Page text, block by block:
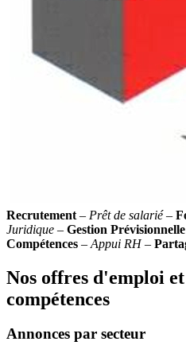
Recrutement – Prêt de salarié–
Juridique – Gestion
Compétences – Appui RH–
Nos offres d'emploi
compétences
Annonces par secteur